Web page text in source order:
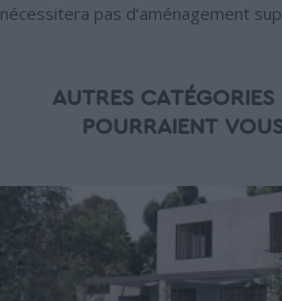
nécessitera pas d’aménagement
AUTRES
POURRAIENT